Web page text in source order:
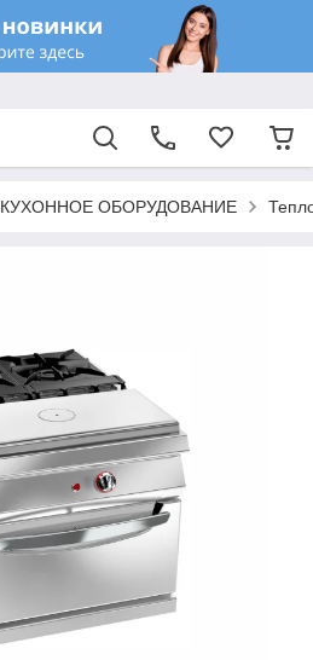
КУХОННОЕ ОБОРУДОВАНИЕ